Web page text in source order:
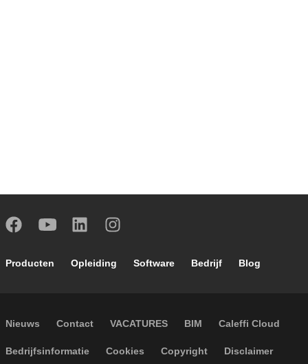
Footer main navigation
Producten Opleiding Software Bedrijf Blog
Footer secondary navigation
Nieuws Contact VACATURES BIM Caleffi Cloud
Footer menu
Bedrijfsinformatie Cookies Copyright Disclaimer